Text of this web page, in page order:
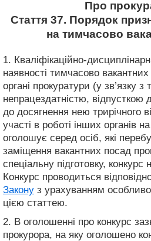
Про
Стаття 37. Порядок
на тимчасово
1. Кваліфікаційно-
наявності тимчасово
органі прокуратури (у зв’язку
непрацездатністю,
до досягнення нею трирічного
участі в роботі інших органів
оголошує серед осіб, які
заміщення вакантних посад
спеціальну підготовку,
Конкурс проводиться
Закону з урахуванням
цією статтею.
2. В оголошенні про конкурс
прокурора, на яку оголошено